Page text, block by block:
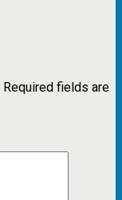
Required fields are